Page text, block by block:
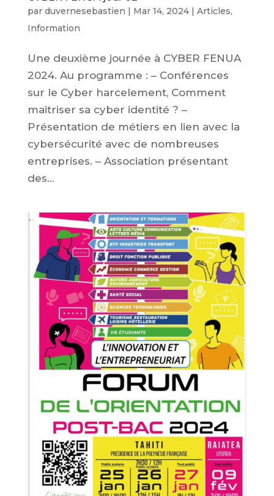
par duvernesebastien | Mar 14, 2024| Articles,
Information
Une deuxième journée à CYBER FENUA
2024. Au programme : – Conférences
sur le Cyber harcelement, Comment
maitriser sa cyber identité ? –
Présentation de métiers en lien avec la
cybersécurité avec de nombreuses
entreprises. – Association présentant
des...